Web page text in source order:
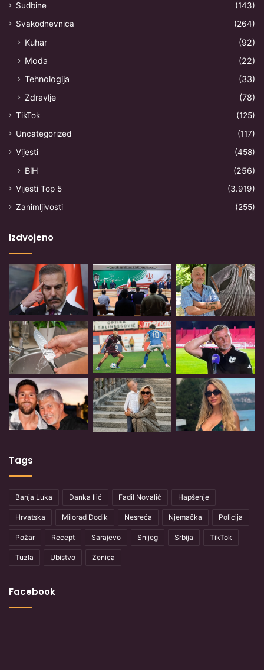
Sudbine
(143)
Svakodnevnica
(264)
Kuhar
(92)
Moda
(22)
Tehnologija
(33)
Zdravlje
(78)
TikTok
(125)
Uncategorized
(117)
Vijesti
(458)
BiH (256)
Vijesti Top 5
(3.919)
Zanimljivosti
(255)
Izdvojeno
Tags
Banja Luka Danka Ilić Fadil Novalić Hapšenje
Hrvatska Milorad Dodik Nesreća Njemačka Policija
Požar Recept Sarajevo Snijeg Srbija TikTok
Tuzla Ubistvo Zenica
Facebook